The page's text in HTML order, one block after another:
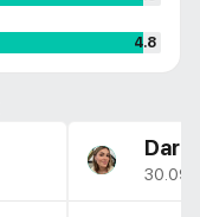
4.8